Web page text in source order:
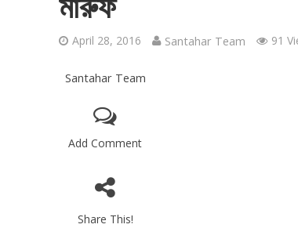
April 28, 2016 Santahar Team 91
Santahar Team
Add Comment
Share This!